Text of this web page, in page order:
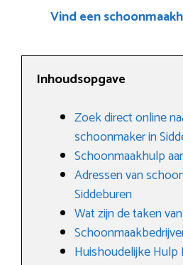
Vind een
Inhoudsopgave
Zoek direct online
schoonmaker in
Schoonmaakhulp
Adressen van
Siddeburen
Wat zijn de taken
Huishoudelijke Hulp